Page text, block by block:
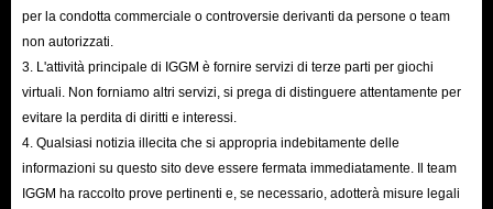
per la condotta commerciale o controversie derivanti da persone o team
non autorizzati.
3. L'attività principale di IGGM è fornire servizi di terze parti per giochi
virtuali. Non forniamo altri servizi, si prega di distinguere attentamente per
evitare la perdita di diritti e interessi.
4. Qualsiasi notizia illecita che si appropria indebitamente delle
informazioni su questo sito deve essere fermata immediatamente. Il team
IGGM ha raccolto prove pertinenti e, se necessario, adotterà misure legali